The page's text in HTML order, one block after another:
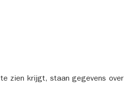
zien krijgt, staan gegevens over